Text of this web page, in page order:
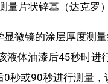
量片状锌基（达克罗
微镜的涂层厚度测
体油漆后45秒时
或90秒进行测量